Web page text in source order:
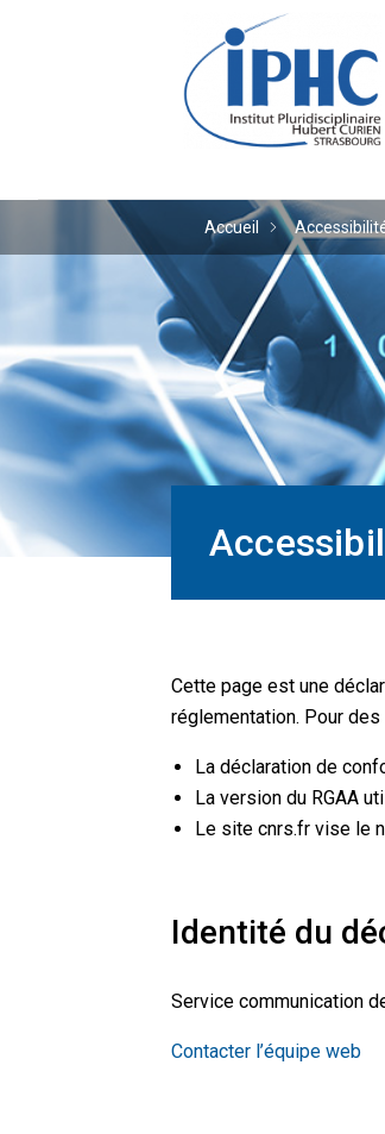
Institut
Accueil
Cette page est une
réglementation. Pour
La déclaration de
La version du RGAA
Le site cnrs.fr vise le
Identité du
Service communication
Contacter l’équipe web